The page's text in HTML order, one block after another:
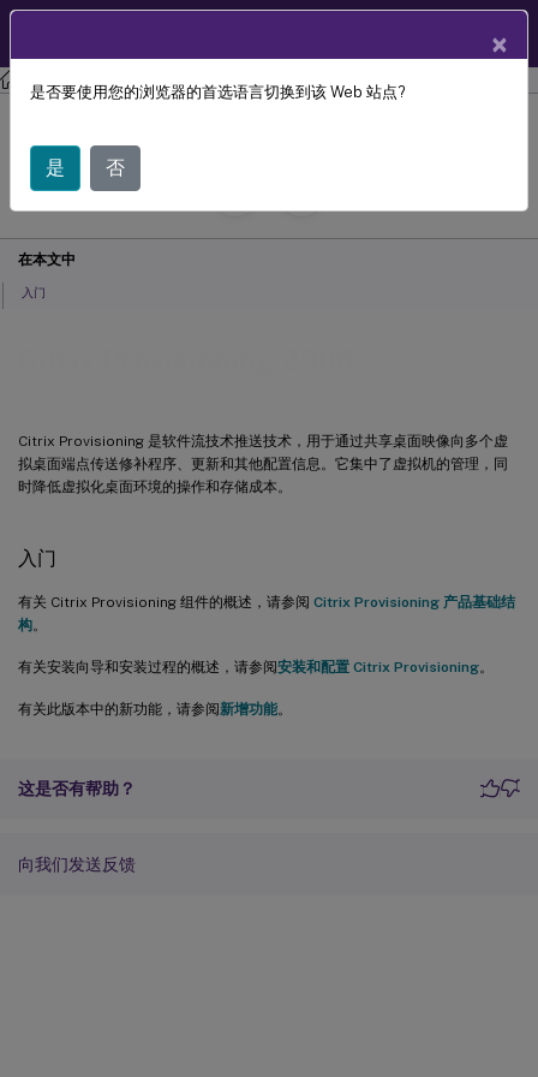
Citrix Provisioning Citrix Provisioning 2308
Citrix Provisioning 是软件流技术推送技术，用于通过共享桌面映像向多个虚
拟桌面端点传送修补程序、更新和其他配置信息。它集中了虚拟机的管理，同
时降低虚拟化桌面环境的操作和存储成本。
入门
有关 Citrix Provisioning 组件的概述，请参阅 Citrix Provisioning 产品基础结
构。
有关安装向导和安装过程的概述，请参阅安装和配置 Citrix Provisioning。
有关此版本中的新功能，请参阅新增功能。
这是否有帮助？
向我们发送反馈
Citrix Provisioning 2308
July 29, 2024
C
在本文中
入门
×
是否要使用您的浏览器的首选语言切换到该 Web 站点?
是 否